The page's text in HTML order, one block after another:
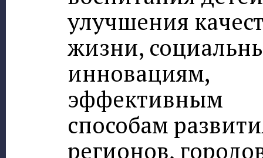
улучшения
жизни,
инновациям,
эффективным
способам
регионов,